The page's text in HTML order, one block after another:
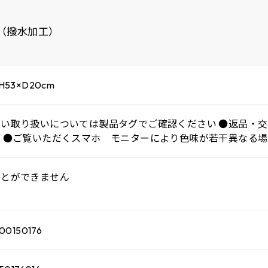
水加工）
取り扱いについては製品タグでご確認ください ●返品・交
●ご覧いただくスマホ モニターにより色味が若干異なる
ができません